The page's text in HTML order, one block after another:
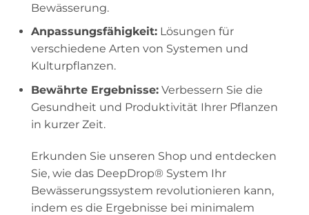
Bewässerung.
Anpassungsfähigkeit: Lösungen für
verschiedene Arten von Systemen und
Kulturpflanzen.
Bewährte Ergebnisse: Verbessern Sie die
Gesundheit und Produktivität Ihrer Pflanzen
in kurzer Zeit.
Erkunden Sie unseren Shop und entdecken
Sie, wie das DeepDrop® System Ihr
Bewässerungssystem revolutionieren kann,
indem es die Ergebnisse bei minimalem